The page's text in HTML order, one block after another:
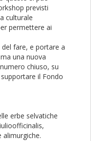
previsti
culturale
permettere ai
fare, e portare a
una nuova
chiuso, su
il Fondo
erbe selvatiche